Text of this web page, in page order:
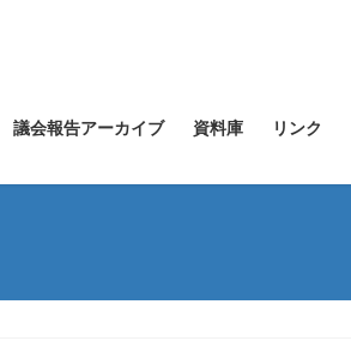
議会報告アーカイブ 資料庫 リンク